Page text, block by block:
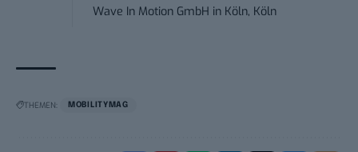
Wave In Motion GmbH in Köln, Köln
THEMEN: MOBILITYMAG